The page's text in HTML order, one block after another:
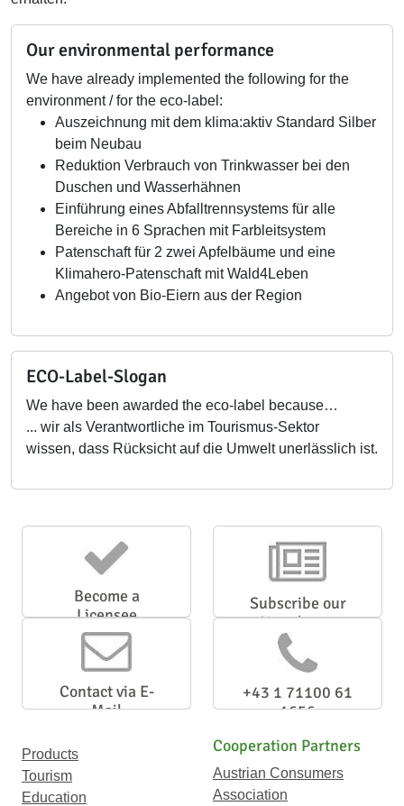
Our environmental performance
We have already implemented the following for the
environment / for the eco-label:
Auszeichnung mit dem klima:aktiv Standard Silber
beim Neubau
Reduktion Verbrauch von Trinkwasser bei den
Duschen und Wasserhähnen
Einführung eines Abfalltrennsystems für alle
Bereiche in 6 Sprachen mit Farbleitsystem
Patenschaft für 2 zwei Apfelbäume und eine
Klimahero-Patenschaft mit Wald4Leben
Angebot von Bio-Eiern aus der Region
ECO-Label-Slogan
We have been awarded the eco-label because…
... wir als Verantwortliche im Tourismus-Sektor
wissen, dass Rücksicht auf die Umwelt unerlässlich ist.
Become a
Licensee
Subscribe our
Newsletter
Contact via E-
Mail
+43 1 71100 61
1656
Products
Tourism
Education
Cooperation Partners
Austrian Consumers
Association